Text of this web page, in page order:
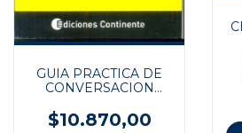
GUIA PRACTICA DE
CONVERSACION
$10.870,00